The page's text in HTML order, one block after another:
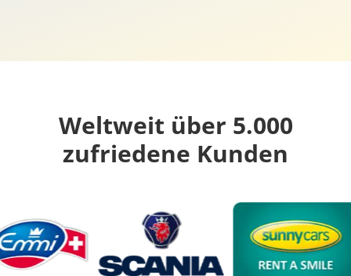
Weltweit über 5.000
zufriedene Kunden